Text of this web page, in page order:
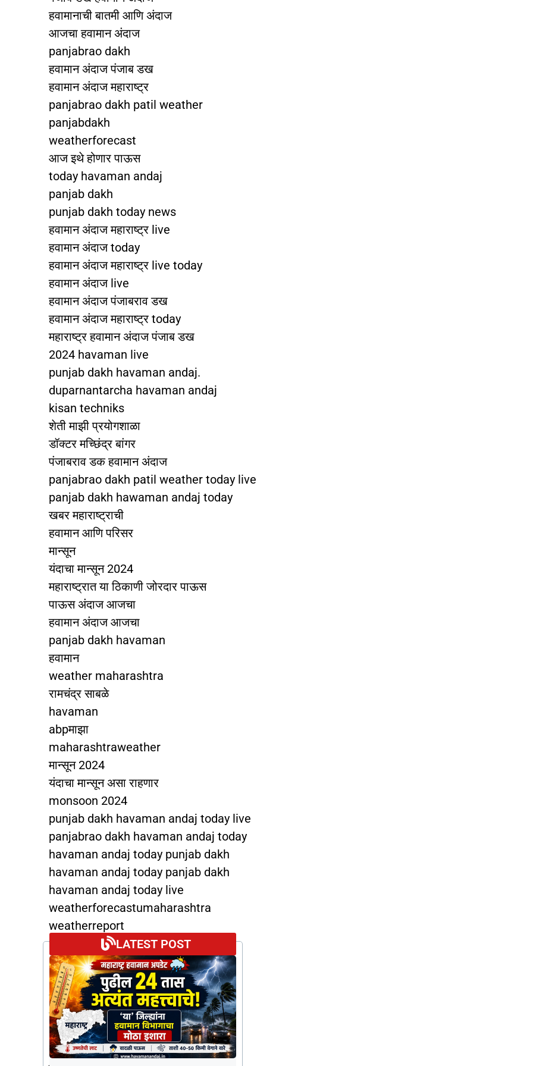
हवामानाची बातमी आणि अंदाज
आजचा हवामान अंदाज
panjabrao dakh
हवामान अंदाज पंजाब डख
हवामान अंदाज महाराष्ट्र
panjabrao dakh patil weather
panjabdakh
weatherforecast
आज इथे होणार पाऊस
today havaman andaj
panjab dakh
punjab dakh today news
हवामान अंदाज महाराष्ट्र live
हवामान अंदाज today
हवामान अंदाज महाराष्ट्र live today
हवामान अंदाज live
हवामान अंदाज पंजाबराव डख
हवामान अंदाज महाराष्ट्र today
महाराष्ट्र हवामान अंदाज पंजाब डख
2024 havaman live
punjab dakh havaman andaj.
duparnantarcha havaman andaj
kisan techniks
शेती माझी प्रयोगशाळा
डॉक्टर मच्छिंद्र बांगर
पंजाबराव डक हवामान अंदाज
panjabrao dakh patil weather today live
panjab dakh hawaman andaj today
खबर महाराष्ट्राची
हवामान आणि परिसर
मान्सून
यंदाचा मान्सून 2024
महाराष्ट्रात या ठिकाणी जोरदार पाऊस
पाऊस अंदाज आजचा
हवामान अंदाज आजचा
panjab dakh havaman
हवामान
weather maharashtra
रामचंद्र साबळे
havaman
abpमाझा
maharashtraweather
मान्सून 2024
यंदाचा मान्सून असा राहणार
monsoon 2024
punjab dakh havaman andaj today live
panjabrao dakh havaman andaj today
havaman andaj today punjab dakh
havaman andaj today panjab dakh
havaman andaj today live
weatherforecastumaharashtra
weatherreport
weather_forecast_today
punjabdak
panjabrao dakh patil weather live
weather forecast
weather
panjab dakh हवामान अंदाज
panjab dakh हवामान अंदाज today
LATEST POST